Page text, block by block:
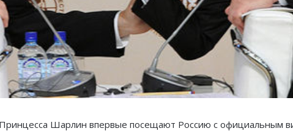
Шарлин впервые посещают Россию с официальным